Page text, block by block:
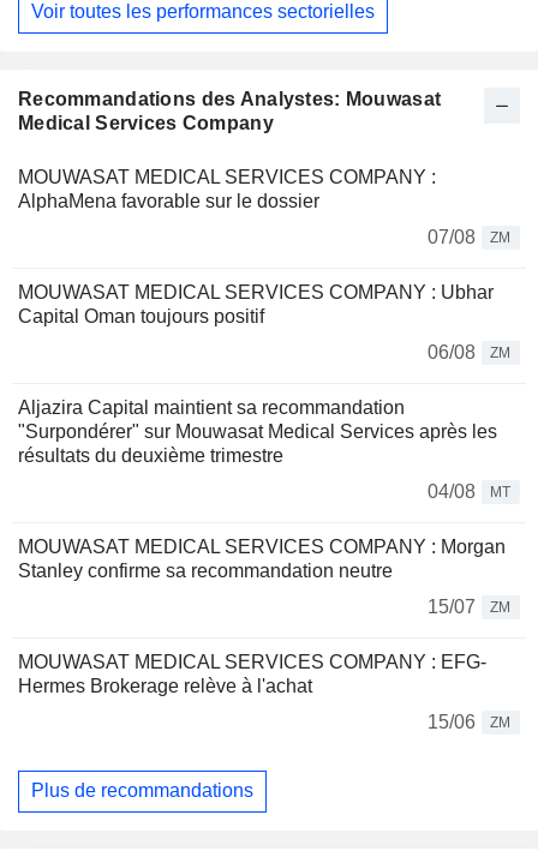
Recommandations des Analystes: Mouwasat
Medical Services Company
MOUWASAT MEDICAL SERVICES COMPANY :
AlphaMena favorable sur le dossier
07/08
ZM
MOUWASAT MEDICAL SERVICES COMPANY : Ubhar
Capital Oman toujours positif
06/08
ZM
Aljazira Capital maintient sa recommandation
"Surpondérer" sur Mouwasat Medical Services après les
résultats du deuxième trimestre
04/08
MT
MOUWASAT MEDICAL SERVICES COMPANY : Morgan
Stanley confirme sa recommandation neutre
15/07
ZM
MOUWASAT MEDICAL SERVICES COMPANY : EFG-
Hermes Brokerage relève à l'achat
15/06
ZM
Plus de recommandations
Voir toutes les performances sectorielles